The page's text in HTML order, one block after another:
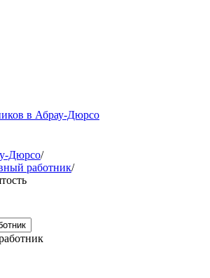
в Абрау-Дюрсо
Дюрсо/
работник/